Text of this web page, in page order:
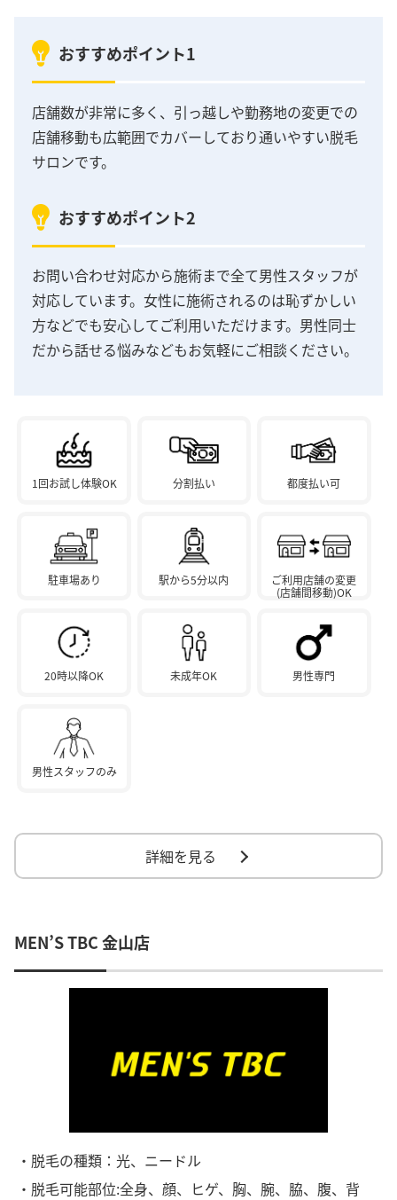
おすすめポイント1
店舗数が非常に多く、引っ越しや勤務地の変更での
店舗移動も広範囲でカバーしており通いやすい脱毛
サロンです。
おすすめポイント2
お問い合わせ対応から施術まで全て男性スタッフが
対応しています。女性に施術されるのは恥ずかしい
方などでも安心してご利用いただけます。男性同士
だから話せる悩みなどもお気軽にご相談ください。
1回お試し体験OK 分割払い 都度払い可
駐車場あり 駅から5分以内
ご利用店舗の変更
(店舗間移動)OK
20時以降OK 未成年OK 男性専門
男性スタッフのみ
詳細を見る
MEN’S TBC 金山店
・脱毛の種類：光、ニードル
・脱毛可能部位:全身、顔、ヒゲ、胸、腕、脇、腹、背